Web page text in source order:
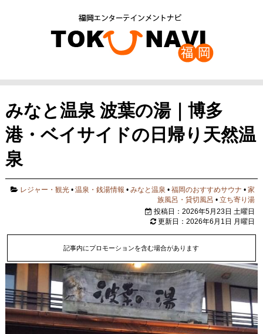
みなと温泉 波葉の湯｜博多
港・ベイサイドの日帰り天然温
泉
レジャー・観光 •温泉・銭湯情報 •みなと温泉 •福岡のおすすめサウナ •家
族風呂・貸切風呂 •立ち寄り湯
投稿日：2026年5月23日 土曜日
更新日：2026年6月1日 月曜日
記事内にプロモーションを含む場合があります